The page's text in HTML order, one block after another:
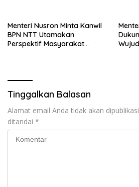
Menteri Nusron Minta Kanwil
BPN NTT Utamakan
Perspektif Masyarakat
Tinggalkan Balasan
Alamat email Anda tidak akan
ditandai *